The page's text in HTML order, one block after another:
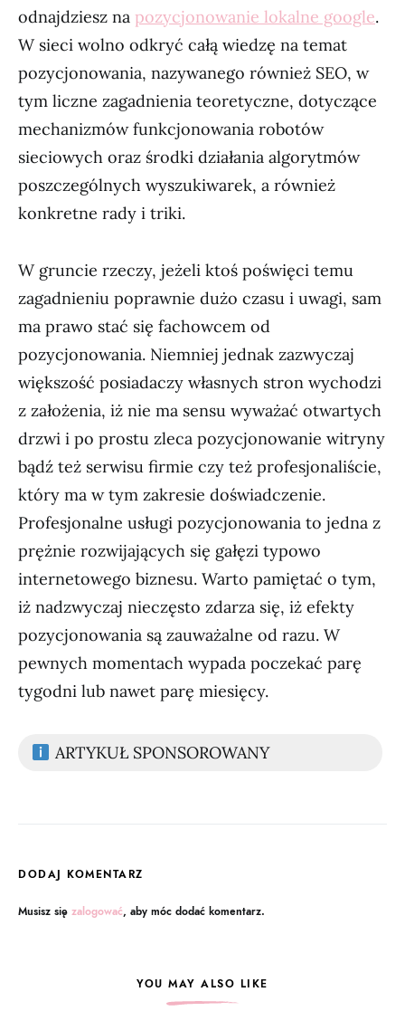
odnajdziesz na pozycjonowanie lokalne google.
W sieci wolno odkryć całą wiedzę na temat
pozycjonowania, nazywanego również SEO, w
tym liczne zagadnienia teoretyczne, dotyczące
mechanizmów funkcjonowania robotów
sieciowych oraz środki działania algorytmów
poszczególnych wyszukiwarek, a również
konkretne rady i triki.
W gruncie rzeczy, jeżeli ktoś poświęci temu
zagadnieniu poprawnie dużo czasu i uwagi, sam
ma prawo stać się fachowcem od
pozycjonowania. Niemniej jednak zazwyczaj
większość posiadaczy własnych stron wychodzi
z założenia, iż nie ma sensu wyważać otwartych
drzwi i po prostu zleca pozycjonowanie witryny
bądź też serwisu firmie czy też profesjonaliście,
który ma w tym zakresie doświadczenie.
Profesjonalne usługi pozycjonowania to jedna z
prężnie rozwijających się gałęzi typowo
internetowego biznesu. Warto pamiętać o tym,
iż nadzwyczaj nieczęsto zdarza się, iż efekty
pozycjonowania są zauważalne od razu. W
pewnych momentach wypada poczekać parę
tygodni lub nawet parę miesięcy.
ARTYKUŁ SPONSOROWANY
DODAJ KOMENTARZ
Musisz się zalogować, aby móc dodać komentarz.
YOU MAY ALSO LIKE